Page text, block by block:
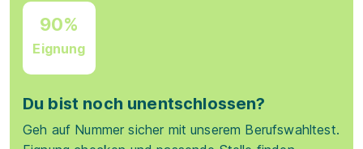
90%
Eignung
Du bist noch unentschlossen?
Geh auf Nummer sicher mit unserem Berufswahltest.